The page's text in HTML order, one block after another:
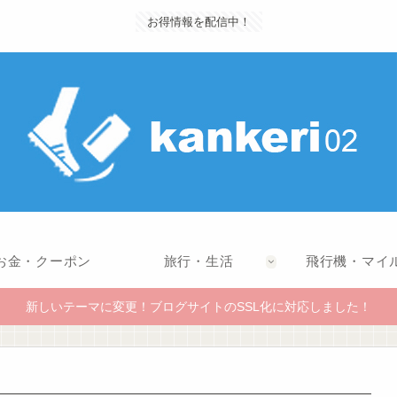
お得情報を配信中！
金・クーポン 旅行・生活 飛行機・マイ
新しいテーマに変更！ブログサイトのSSL化に対応しました！